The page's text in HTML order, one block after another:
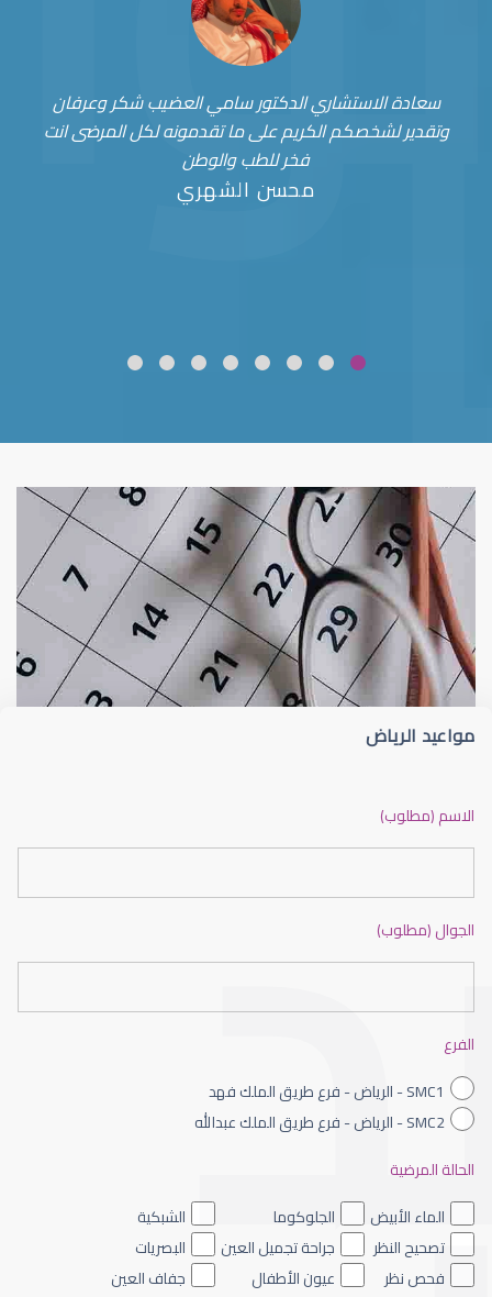
سعادة الاستشاري الدكتور سامي العضيب شكر وعرفان
وتقدير لشخصكم الكريم على ما تقدمونه لكل المرضى انت
فخر للطب والوطن
محسن الشهري
قلوبال لرعاية العين ضعف نظر
ضعف نظر الاطفال
ضعف نظر العين اليسرى
مواعيد الرياض
الاسم (مطلوب)
الجوال (مطلوب)
الفرع
SMC1 - الرياض - فرع طريق الملك فهد
SMC2 - الرياض - فرع طريق الملك عبدالله
الحالة المرضية
الماء الأبيض
الجلوكوما
الشبكية
تصحيح النظر
جراحة تجميل العين
البصريات
فحص نظر
عيون الأطفال جفاف العين